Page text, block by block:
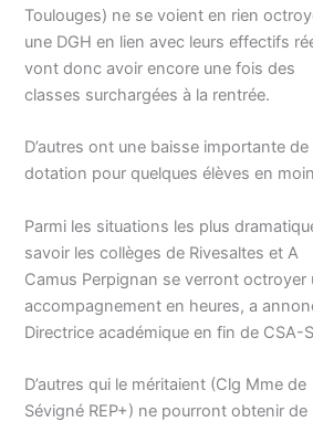
Toulouges) ne se voient en rien
une DGH en lien avec leurs effectifs
vont donc avoir encore une fois des
classes surchargées à la rentrée.
D’autres ont une baisse importante de
dotation pour quelques élèves en
Parmi les situations les plus
savoir les collèges de Rivesaltes et A
Camus Perpignan se verront octroyer
accompagnement en heures, a
Directrice académique en fin de CSA-
D’autres qui le méritaient (Clg Mme de
Sévigné REP+) ne pourront obtenir de